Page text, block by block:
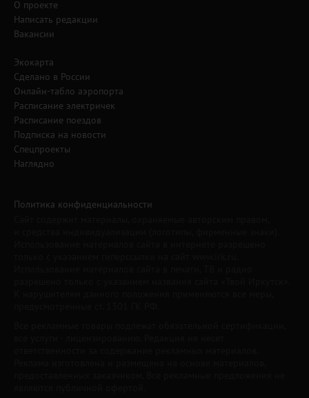
О проекте
Написать редакции
Вакансии
Экокарта
Сделано в России
Онлайн-табло аэропорта
Расписание электричек
Расписание поездов
Подписка на новости
Спецпроекты
Наглядно
Политика конфиденциальности